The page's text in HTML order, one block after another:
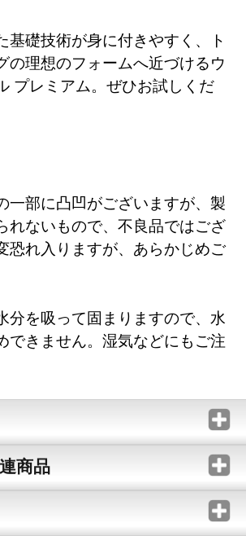
基礎技術が身に付きやすく、ト
の理想のフォームへ近づけるウ
プレミアム。ぜひお試しくだ
一部に凸凹がございますが、製
れないもので、不良品ではござ
恐れ入りますが、あらかじめご
分を吸って固まりますので、水
できません。湿気などにもご注
商品